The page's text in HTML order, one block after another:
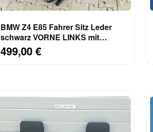
BMW Z4 E85 Fahrer Sitz Leder
schwarz VORNE LINKS mit
Sitzheizung ABHOLUNG
499,00 €